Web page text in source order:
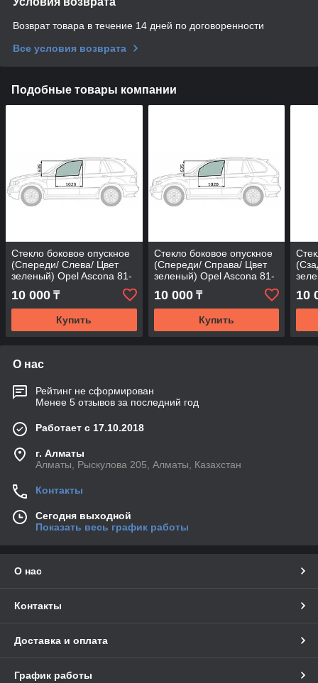
Возврат товара в течение 14 дней по договоренности
Все условия возврата
Подобные товары компании
Стекло боковое опускное
(Спереди/ Слева/ Цвет
зеленый) Opel Ascona 81-
10 000 ₸
Купить
Стекло боковое опускное
(Спереди/ Справа/ Цвет
зеленый) Opel Ascona 81-
10 000₸
Купить
10
О нас
Рейтинг не сформирован
Менее 5 отзывов за последний год
Работает с 17.10.2018
г. Алматы
Алматы, Рыскулова 205, Алматы, Казахстан
Контакты
Сегодня выходной
Показать весь график работы
О нас
Контакты
Доставка и оплата
График работы